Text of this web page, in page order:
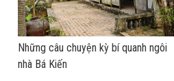
Những câu chuyện kỳ bí quanh ngôi
nhà Bá Kiến